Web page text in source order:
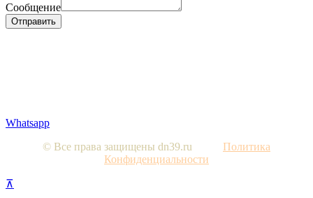
Сообщение
Отправить
Whatsapp
© Все права защищены dn39.ru Политика
Конфиденциальности
⊼